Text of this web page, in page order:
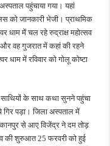
पहुंचाया गया। यहां
को जानकारी भेजी। प्राथमिक
धाम में चल रहे रुद्राक्ष महोत्सव
वह गुजरात में कहां की रहने
में रविवार को गोलू कोष्टा
साथियों के साथ कथा सुनने पहुंचा
पड़ा। जिला अस्पताल में
कानपुर से आए विजेंद्र ने दम तोड़
की शुरुआत 25 फरवरी को हुई